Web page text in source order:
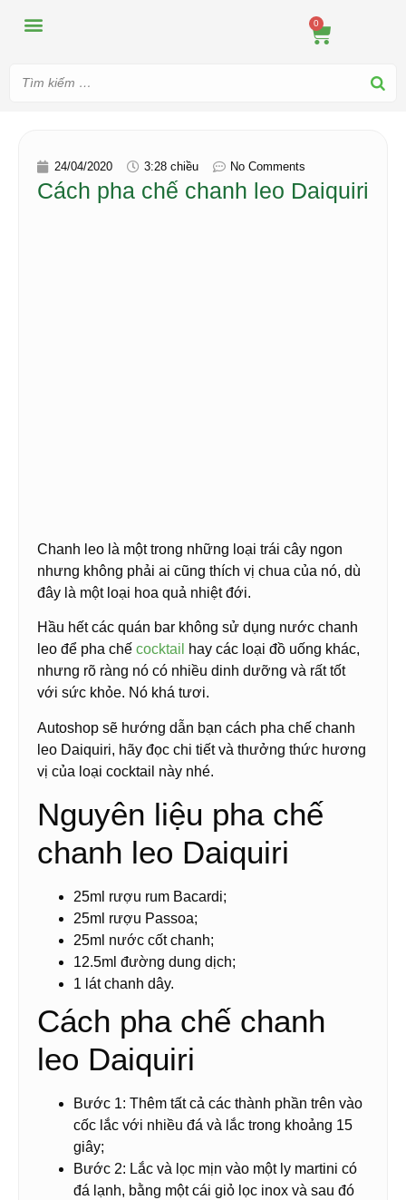
0
24/04/2020 3:28 chiều No Comments
Cách pha chế chanh leo Daiquiri
Chanh leo là một trong những loại trái cây ngon
nhưng không phải ai cũng thích vị chua của nó, dù
đây là một loại hoa quả nhiệt đới.
Hầu hết các quán bar không sử dụng nước chanh
leo để pha chế cocktail
hay các loại đồ uống khác,
nhưng rõ ràng nó có nhiều dinh dưỡng và rất tốt
với sức khỏe. Nó khá tươi.
Autoshop sẽ hướng dẫn bạn cách pha chế chanh
leo Daiquiri, hãy đọc chi tiết và thưởng thức hương
vị của loại cocktail này nhé.
Nguyên liệu pha chế
chanh leo Daiquiri
25ml rượu rum Bacardi;
25ml rượu Passoa;
25ml nước cốt chanh;
12.5ml đường dung dịch;
1 lát chanh dây.
Cách pha chế chanh
leo Daiquiri
Bước 1: Thêm tất cả các thành phần trên vào
cốc lắc với nhiều đá và lắc trong khoảng 15
giây;
Bước 2: Lắc và lọc mịn vào một ly martini có
đá lạnh, bằng một cái giỏ lọc inox và sau đó